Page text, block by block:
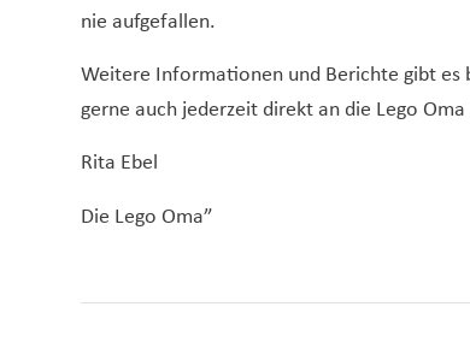
nie aufgefallen.
Weitere Informationen und Berichte gibt es
gerne auch jederzeit direkt an die Lego
Rita Ebel
Die Lego Oma”